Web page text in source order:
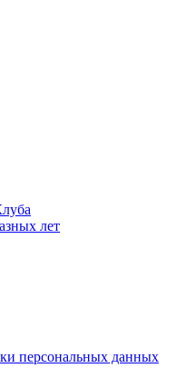
лет
персональных данных